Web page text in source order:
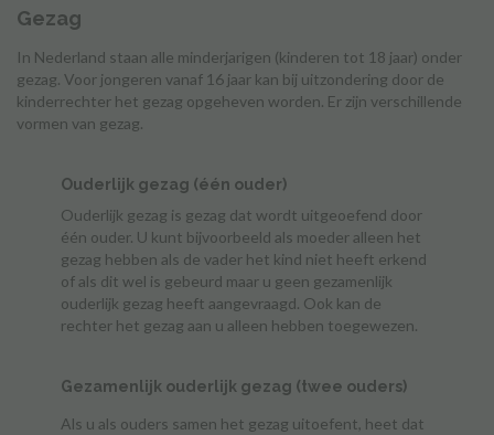
Gezag
In Nederland staan alle minderjarigen (kinderen tot 18 jaar) onder
gezag. Voor jongeren vanaf 16 jaar kan bij uitzondering door de
kinderrechter het gezag opgeheven worden. Er zijn verschillende
vormen van gezag.
Ouderlijk gezag (één ouder)
Ouderlijk gezag is gezag dat wordt uitgeoefend door
één ouder. U kunt bijvoorbeeld als moeder alleen het
gezag hebben als de vader het kind niet heeft erkend
of als dit wel is gebeurd maar u geen gezamenlijk
ouderlijk gezag heeft aangevraagd. Ook kan de
rechter het gezag aan u alleen hebben toegewezen.
Gezamenlijk ouderlijk gezag (twee ouders)
Als u als ouders samen het gezag uitoefent, heet dat